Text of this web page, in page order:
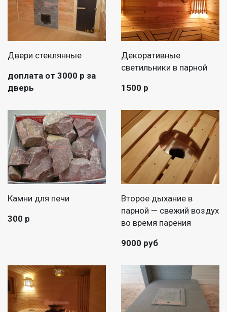
Двери стеклянные
доплата от 3000 р за
дверь
Декоративные
светильники в парной
1500 р
Камни для печи
300 р
Второе дыхание в
парной — свежий воздух
во время парения
9000 руб